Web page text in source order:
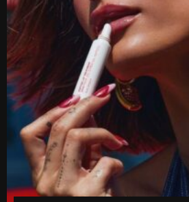
გავრცელებული ინფორმაციით,